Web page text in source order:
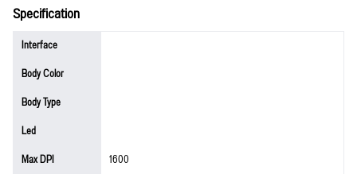
Specification
Interface
Body Color
Body Type
Led
Max DPI
1600